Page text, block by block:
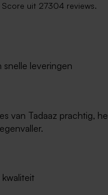
Score uit 27304 reviews.
snelle leveringen
van Tadaaz prachtig,